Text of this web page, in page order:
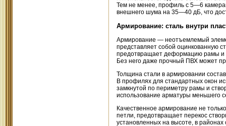
Тем не менее, профиль с 5—6
внешнего шума на 35—40 дБ, что
Армирование: сталь внутри
Армирование — неотъемлемый
представляет собой оцинкованную
предотвращает деформацию рамы и
Без него даже прочный ПВХ может
Толщина стали в армировании
В профилях для стандартных окон
замкнутой по периметру рамы и
использование арматуры меньшего
Качественное армирование не
петли, предотвращает перекос
установленных на высоте, в